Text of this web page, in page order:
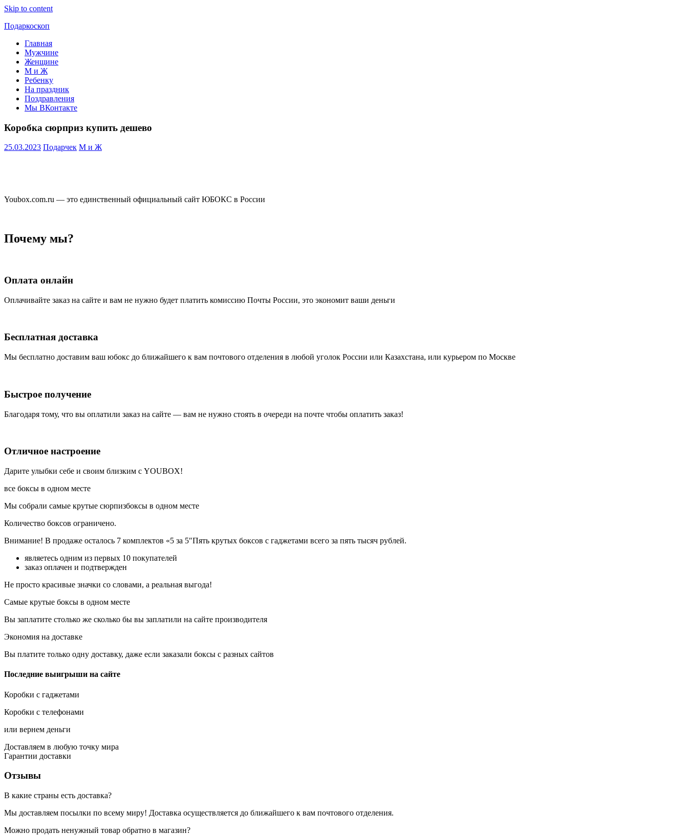
Skip to content
Подаркоскоп
Поможем
выбрать
подарить
Главная
Мужчине
Женщине
М и Ж
Ребенку
На праздник
Поздравления
Мы ВКонтакте
Коробка сюрприз купить дешево
25.03.2023 Подарчек М и Ж
Youbox.com.ru — это единственный официальный сайт ЮБОКС в России
Почему мы?
Оплата онлайн
Оплачивайте заказ на сайте и вам не нужно будет платить комиссию Почты России, это экономит ваши деньги
Бесплатная доставка
Мы бесплатно доставим ваш юбокс до ближайшего к вам почтового отделения в любой уголок России или Казахстана, или курьером по Москве
Быстрое получение
Благодаря тому, что вы оплатили заказ на сайте — вам не нужно стоять в очереди на почте чтобы оплатить заказ!
Отличное настроение
Дарите улыбки себе и своим близким с YOUBOX!
все боксы в одном месте
Мы собрали самые крутые сюрпизбоксы в одном месте
Количество боксов ограничено.
Внимание! В продаже осталось 7 комплектов «5 за 5″Пять крутых боксов с гаджетами всего за пять тысяч рублей.
являетесь одним из первых 10 покупателей
заказ оплачен и подтвержден
Не просто красивые значки со словами, а реальная выгода!
Самые крутые боксы в одном месте
Вы заплатите столько же сколько бы вы заплатили на сайте производителя
Экономия на доставке
Вы платите только одну доставку, даже если заказали боксы с разных сайтов
Последние выигрыши на сайте
Коробки с гаджетами
Коробки с телефонами
или вернем деньги
Доставляем в любую точку мира
Гарантии доставки
Отзывы
В какие страны есть доставка?
Мы доставляем посылки по всему миру! Доставка осуществляется до ближайшего к вам почтового отделения.
Можно продать ненужный товар обратно в магазин?